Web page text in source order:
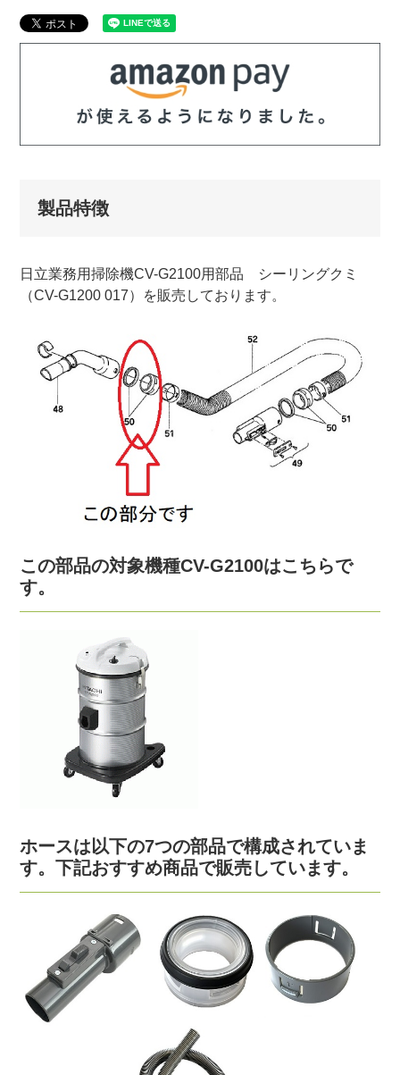
製品特徴
日立業務用掃除機CV-G2100用部品 シーリングクミ
（CV-G1200 017）を販売しております。
この部品の対象機種CV-G2100はこちらで
す。
ホースは以下の7つの部品で構成されていま
す。下記おすすめ商品で販売しています。